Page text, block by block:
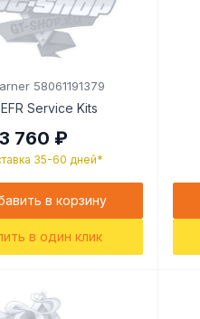
58061191379
Service Kits
3 760 ₽
35-60 дней*
в корзину
в один клик